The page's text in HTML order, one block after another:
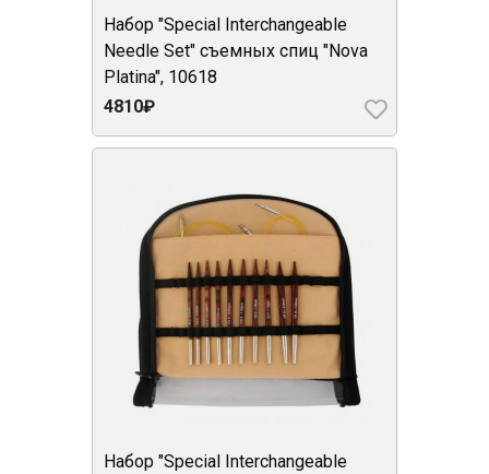
Набор "Special Interchangeable
Needle Set" съемных спиц "Nova
Platina", 10618
4810₽
Набор "Special Interchangeable